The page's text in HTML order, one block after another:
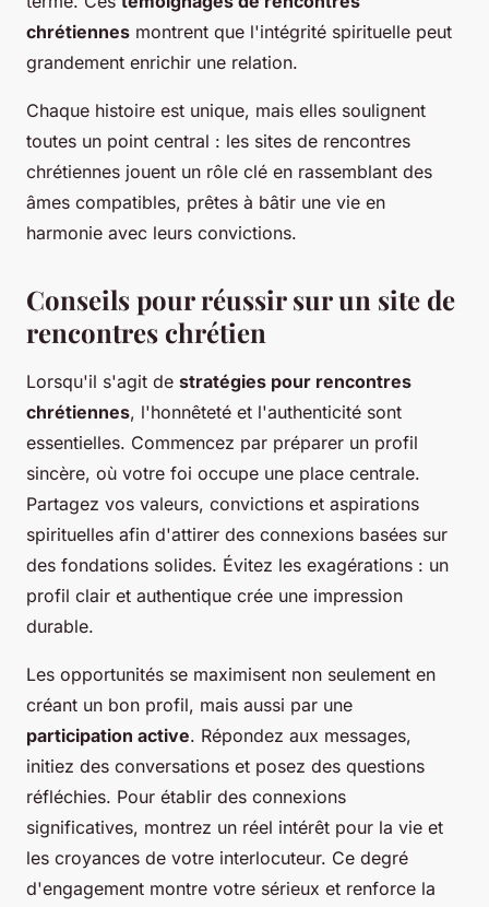
chrétiennes montrent que l'intégrité spirituelle peut
grandement enrichir une relation.
Chaque histoire est unique, mais elles soulignent
toutes un point central : les sites de rencontres
chrétiennes jouent un rôle clé en rassemblant des
âmes compatibles, prêtes à bâtir une vie en
harmonie avec leurs convictions.
Conseils pour réussir sur un site de
rencontres chrétien
Lorsqu'il s'agit de stratégies pour rencontres
chrétiennes, l'honnêteté et l'authenticité sont
essentielles. Commencez par préparer un profil
sincère, où votre foi occupe une place centrale.
Partagez vos valeurs, convictions et aspirations
spirituelles afin d'attirer des connexions basées sur
des fondations solides. Évitez les exagérations : un
profil clair et authentique crée une impression
durable.
Les opportunités se maximisent non seulement en
créant un bon profil, mais aussi par une
participation active. Répondez aux messages,
initiez des conversations et posez des questions
réfléchies. Pour établir des connexions
significatives, montrez un réel intérêt pour la vie et
les croyances de votre interlocuteur. Ce degré
d'engagement montre votre sérieux et renforce la